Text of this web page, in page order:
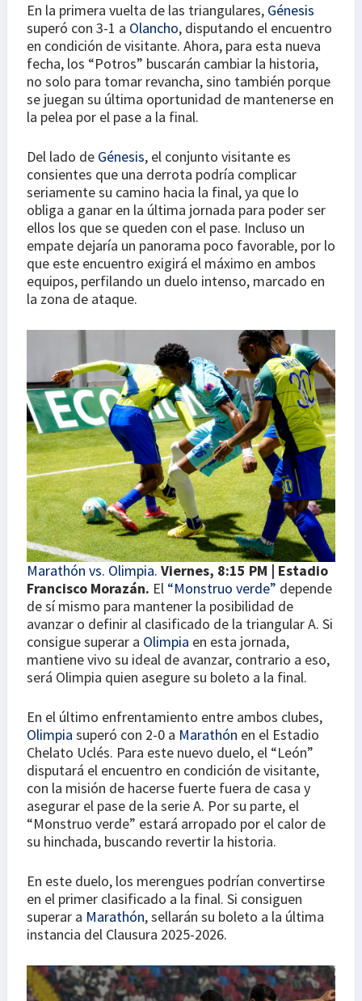
En la primera vuelta de las triangulares, Génesis
superó con 3-1 a Olancho, disputando el encuentro
en condición de visitante. Ahora, para esta nueva
fecha, los “Potros” buscarán cambiar la historia,
no solo para tomar revancha, sino también porque
se juegan su última oportunidad de mantenerse en
la pelea por el pase a la final.
Del lado de Génesis, el conjunto visitante es
consientes que una derrota podría complicar
seriamente su camino hacia la final, ya que lo
obliga a ganar en la última jornada para poder ser
ellos los que se queden con el pase. Incluso un
empate dejaría un panorama poco favorable, por lo
que este encuentro exigirá el máximo en ambos
equipos, perfilando un duelo intenso, marcado en
la zona de ataque.
Marathón vs. Olimpia. Viernes, 8:15 PM | Estadio
Francisco Morazán. El “Monstruo verde” depende
de sí mismo para mantener la posibilidad de
avanzar o definir al clasificado de la triangular A. Si
consigue superar a Olimpia en esta jornada,
mantiene vivo su ideal de avanzar, contrario a eso,
será Olimpia quien asegure su boleto a la final.
En el último enfrentamiento entre ambos clubes,
Olimpia superó con 2-0 a Marathón en el Estadio
Chelato Uclés. Para este nuevo duelo, el “León”
disputará el encuentro en condición de visitante,
con la misión de hacerse fuerte fuera de casa y
asegurar el pase de la serie A. Por su parte, el
“Monstruo verde” estará arropado por el calor de
su hinchada, buscando revertir la historia.
En este duelo, los merengues podrían convertirse
en el primer clasificado a la final. Si consiguen
superar a Marathón, sellarán su boleto a la última
instancia del Clausura 2025-2026.